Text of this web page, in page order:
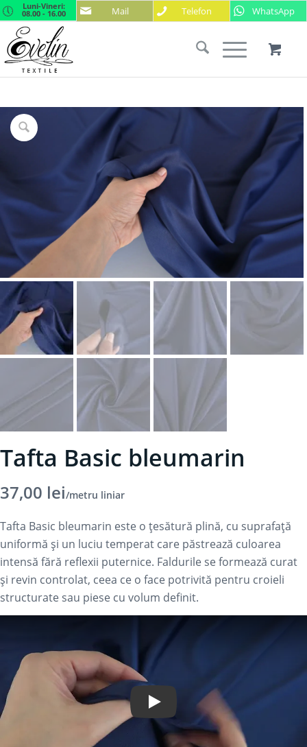
Mail Telefon WhatsApp
Luni-Vineri:
08.00 - 16.00
Tafta Basic bleumarin
37,00 lei/metru liniar
Tafta Basic bleumarin este o țesătură plină, cu suprafață
uniformă și un luciu temperat care păstrează culoarea
intensă fără reflexii puternice. Faldurile se formează curat
și revin controlat, ceea ce o face potrivită pentru croieli
structurate sau piese cu volum definit.
Play Video